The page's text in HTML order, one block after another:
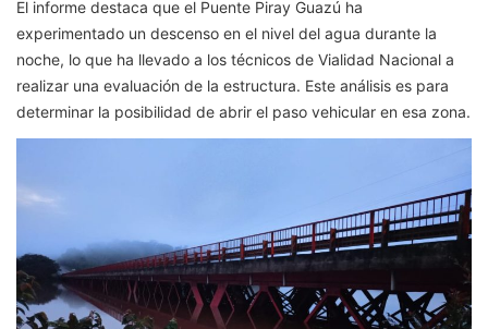
El informe destaca que el Puente Piray Guazú ha
experimentado un descenso en el nivel del agua durante la
noche, lo que ha llevado a los técnicos de Vialidad Nacional a
realizar una evaluación de la estructura. Este análisis es para
determinar la posibilidad de abrir el paso vehicular en esa zona.